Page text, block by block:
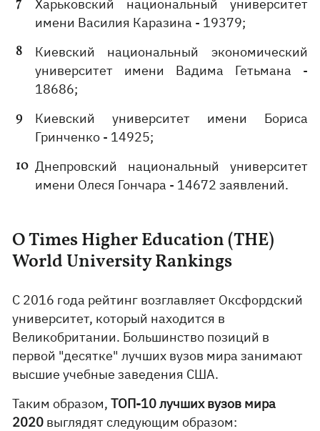
Харьковский национальный университет
имени Василия Каразина - 19379;
Киевский национальный экономический
университет имени Вадима Гетьмана -
18686;
Киевский университет имени Бориса
Гринченко - 14925;
Днепровский национальный университет
имени Олеся Гончара - 14672 заявлений.
О Times Higher Education (THE)
World University Rankings
С 2016 года рейтинг возглавляет Оксфордский
университет, который находится в
Великобритании. Большинство позиций в
первой "десятке" лучших вузов мира занимают
высшие учебные заведения США.
Таким образом,ТОП-10 лучших вузов мира
2020 выглядят следующим образом: